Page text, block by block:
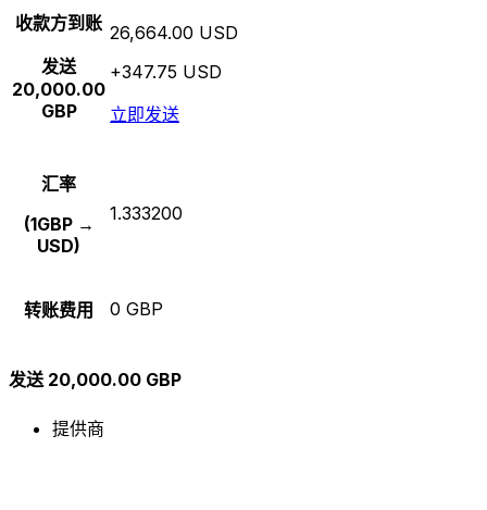
收款方到账
发送
20,000.00
GBP
26,664.00 USD
+347.75 USD
立即发送
汇率
(1GBP →
USD)
1.333200
转账费用 0 GBP
发送 20,000.00 GBP
提供商